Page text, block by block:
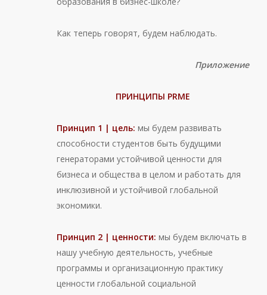
Как теперь говорят, будем наблюдать.
Приложение
ПРИНЦИПЫ PRME
Принцип 1 | цель: мы будем развивать
способности студентов быть будущими
генераторами устойчивой ценности для
бизнеса и общества в целом и работать для
инклюзивной и устойчивой глобальной
экономики.
Принцип 2 | ценности: мы будем включать в
нашу учебную деятельность, учебные
программы и организационную практику
ценности глобальной социальной